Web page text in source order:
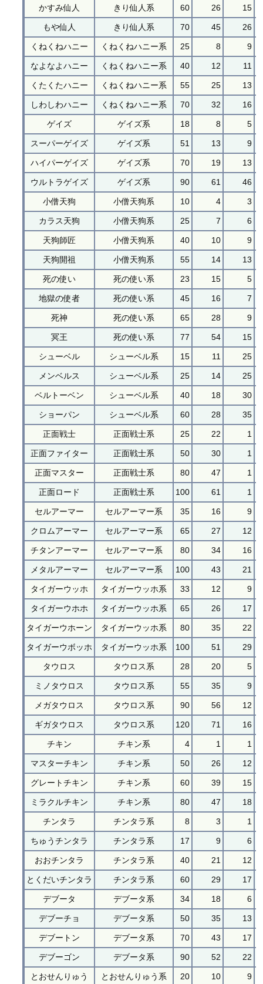
かすみ仙人 きり仙人系 60 26 15
もや仙人 きり仙人系 70 45 26
くねくねハニー くねくねハニー系 25 8 9
なよなよハニー くねくねハニー系 40 12 11
くたくたハニー くねくねハニー系 55 25 13
しわしわハニー くねくねハニー系 70 32 16
ゲイズ ゲイズ系 18 8 5
スーパーゲイズ ゲイズ系 51 13 9
ハイパーゲイズ ゲイズ系 70 19 13
ウルトラゲイズ ゲイズ系 90 61 46
小僧天狗 小僧天狗系 10 4 3
カラス天狗 小僧天狗系 25 7 6
天狗師匠 小僧天狗系 40 10 9
天狗開祖 小僧天狗系 55 14 13
死の使い 死の使い系 23 15 5
地獄の使者 死の使い系 45 16 7
死神 死の使い系 65 28 9
冥王 死の使い系 77 54 15
シューベル シューベル系 15 11 25
メンベルス シューベル系 25 14 25
ベルトーベン シューベル系 40 18 30
ショーパン シューベル系 60 28 35
正面戦士 正面戦士系 25 22 1
正面ファイター 正面戦士系 50 30 1
正面マスター 正面戦士系 80 47 1
正面ロード 正面戦士系 100 61 1
セルアーマー セルアーマー系 35 16 9
クロムアーマー セルアーマー系 65 27 12
チタンアーマー セルアーマー系 80 34 16
メタルアーマー セルアーマー系 100 43 21
タイガーウッホ タイガーウッホ系 33 12 9
タイガーウホホ タイガーウッホ系 65 26 17
タイガーウホーン タイガーウッホ系 80 35 22
タイガーウボッホ タイガーウッホ系 100 51 29
タウロス タウロス系 28 20 5
ミノタウロス タウロス系 55 35 9
メガタウロス タウロス系 90 56 12
ギガタウロス タウロス系 120 71 16
チキン チキン系 4 1 1
マスターチキン チキン系 50 26 12
グレートチキン チキン系 60 39 15
ミラクルチキン チキン系 80 47 18
チンタラ チンタラ系 8 3 1
ちゅうチンタラ チンタラ系 17 9 6
おおチンタラ チンタラ系 40 21 12
とくだいチンタラ チンタラ系 60 29 17
デブータ デブータ系 34 18 6
デブーチョ デブータ系 50 35 13
デブートン デブータ系 70 43 17
デブーゴン デブータ系 90 52 22
とおせんりゅう とおせんりゅう系 20 10 9